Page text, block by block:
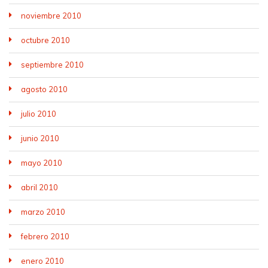
noviembre 2010
octubre 2010
septiembre 2010
agosto 2010
julio 2010
junio 2010
mayo 2010
abril 2010
marzo 2010
febrero 2010
enero 2010